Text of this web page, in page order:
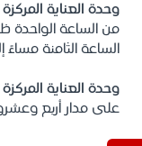
وحدة العناية المركزة
من الساعة الواحدة
الساعة الثامنة مساءً
وحدة العناية
على مدار أربع